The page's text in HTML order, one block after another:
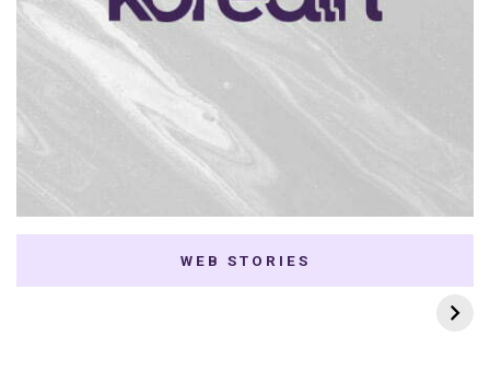
WEB STORIES
7 K-dramas Enemies
to Lovers
Thai Dramas com
First e Khaotung